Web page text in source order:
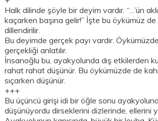
Halk dilinde şöyle bir deyim vardır. “…’ün aklı
kaçarken başına gelir!” İşte bu öykümüz
dillendirilir.
Bu deyimde gerçek payı vardır.
gerçekliği anlatılır.
İnsanoğlu bu, ayakyolunda dış etkilerden
rahat rahat düşünür. Bu öykümüzde de
sıçarken düşünür.
+++
Bu üçüncü girişi idi bir öğle sonu
düşünüyordu dirseklerini dizlerinde, ellerini